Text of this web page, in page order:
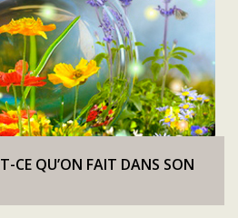
CE QU’ON FAIT DANS SON